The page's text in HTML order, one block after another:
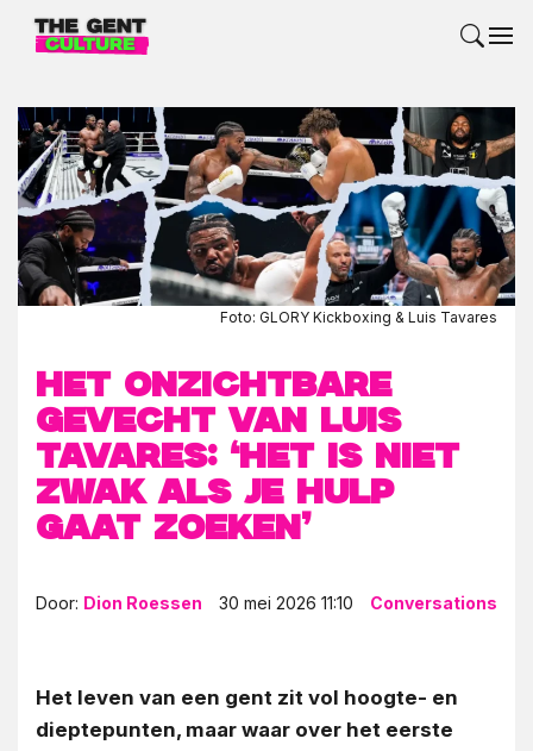
Foto: GLORY Kickboxing & Luis Tavares
Het onzichtbare
gevecht van Luis
Tavares: ‘Het is niet
zwak als je hulp
gaat zoeken’
Door: Dion Roessen 30 mei 2026 11:10 Conversations
Het leven van een gent zit vol hoogte- en
dieptepunten, maar waar over het eerste